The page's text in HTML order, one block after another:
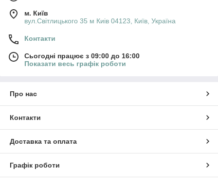
м. Київ
вул.Світлицького 35 м Киів 04123, Київ, Україна
Контакти
Сьогодні працює з 09:00 до 16:00
Показати весь графік роботи
Про нас
Контакти
Доставка та оплата
Графік роботи